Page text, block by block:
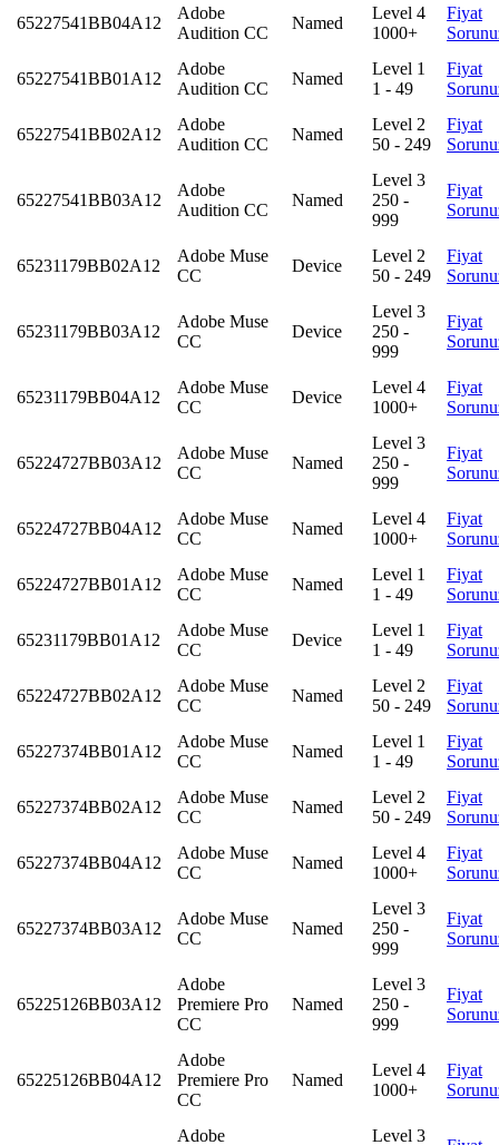
65227541BB04A12
Adobe
Audition CC
Named
Level 4
1000+
Fiyat
65227541BB01A12
Adobe
Audition CC
Named
Level 1
1 - 49
Fiyat
65227541BB02A12
Adobe
Audition CC
Named
Level 2
50 - 249
Fiyat
65227541BB03A12
Adobe
Audition CC
Named
Level 3
250 -
999
Fiyat
65231179BB02A12
Adobe Muse
CC
Device
Level 2
50 - 249
Fiyat
65231179BB03A12
Adobe Muse
CC
Device
Level 3
250 -
999
Fiyat
65231179BB04A12
Adobe Muse
CC
Device
Level 4
1000+
Fiyat
65224727BB03A12
Adobe Muse
CC
Named
Level 3
250 -
999
Fiyat
65224727BB04A12
Adobe Muse
CC
Named
Level 4
1000+
Fiyat
65224727BB01A12
Adobe Muse
CC
Named
Level 1
1 - 49
Fiyat
65231179BB01A12
Adobe Muse
CC
Device
Level 1
1 - 49
Fiyat
65224727BB02A12
Adobe Muse
CC
Named
Level 2
50 - 249
Fiyat
65227374BB01A12
Adobe Muse
CC
Named
Level 1
1 - 49
Fiyat
65227374BB02A12
Adobe Muse
CC
Named
Level 2
50 - 249
Fiyat
65227374BB04A12
Adobe Muse
CC
Named
Level 4
1000+
Fiyat
65227374BB03A12
Adobe Muse
CC
Named
Level 3
250 -
999
Fiyat
65225126BB03A12
Adobe
Premiere Pro
CC
Named
Level 3
250 -
999
Fiyat
65225126BB04A12
Adobe
Premiere Pro
CC
Named
Level 4
1000+
Fiyat
Adobe Level 3